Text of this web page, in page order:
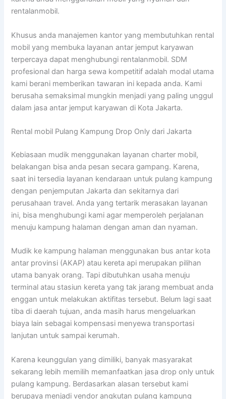
rentalanmobil.
Khusus anda manajemen kantor yang membutuhkan rental
mobil yang membuka layanan antar jemput karyawan
terpercaya dapat menghubungi rentalanmobil. SDM
profesional dan harga sewa kompetitif adalah modal utama
kami berani memberikan tawaran ini kepada anda. Kami
berusaha semaksimal mungkin menjadi yang paling unggul
dalam jasa antar jemput karyawan di Kota Jakarta.
Rental mobil Pulang Kampung Drop Only dari Jakarta
Kebiasaan mudik menggunakan layanan charter mobil,
belakangan bisa anda pesan secara gampang. Karena,
saat ini tersedia layanan kendaraan untuk pulang kampung
dengan penjemputan Jakarta dan sekitarnya dari
perusahaan travel. Anda yang tertarik merasakan layanan
ini, bisa menghubungi kami agar memperoleh perjalanan
menuju kampung halaman dengan aman dan nyaman.
Mudik ke kampung halaman menggunakan bus antar kota
antar provinsi (AKAP) atau kereta api merupakan pilihan
utama banyak orang. Tapi dibutuhkan usaha menuju
terminal atau stasiun kereta yang tak jarang membuat anda
enggan untuk melakukan aktifitas tersebut. Belum lagi saat
tiba di daerah tujuan, anda masih harus mengeluarkan
biaya lain sebagai kompensasi menyewa transportasi
lanjutan untuk sampai kerumah.
Karena keunggulan yang dimiliki, banyak masyarakat
sekarang lebih memilih memanfaatkan jasa drop only untuk
pulang kampung. Berdasarkan alasan tersebut kami
berupaya menjadi vendor angkutan pulang kampung